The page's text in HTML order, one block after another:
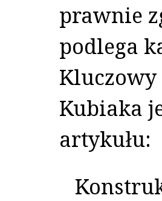
prawnie
podlega
Kubiaka
artykułu: